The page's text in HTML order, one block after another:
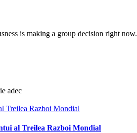
is making a group decision right now.
adec
al Treilea Razboi Mondial